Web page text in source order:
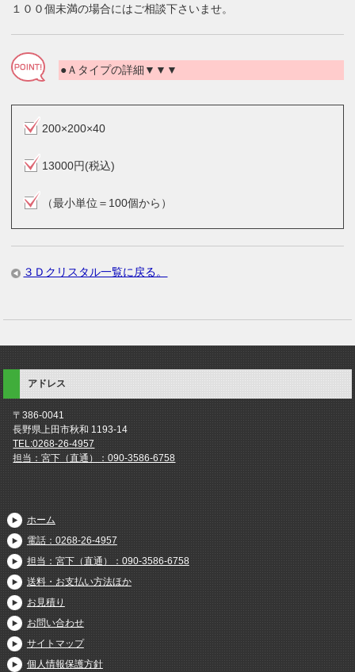
１００個未満の場合にはご相談下さいませ。
●Ａタイプの詳細▼▼▼
200×200×40
13000円(税込)
（最小単位＝100個から）
３Ｄクリスタル一覧に戻る。
アドレス
〒386-0041
長野県上田市秋和 1193-14
TEL:0268-26-4957
担当：宮下（直通）：090-3586-6758
ホーム
電話：0268-26-4957
担当：宮下（直通）：090-3586-6758
送料・お支払い方法ほか
お見積り
お問い合わせ
サイトマップ
個人情報保護方針